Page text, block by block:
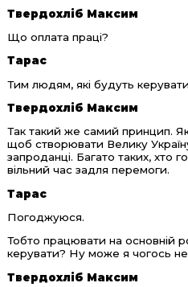
Твердохліб Максим
Що оплата праці?
Тарас
Тим людям, які будуть керувати
Твердохліб Максим
Так такий же самий принцип.
щоб створювати Велику
запроданці. Багато таких, хто
вільний час задля перемоги.
Тарас
Погоджуюся.
Тобто працювати на основній
керувати? Ну може я чогось не
Твердохліб Максим